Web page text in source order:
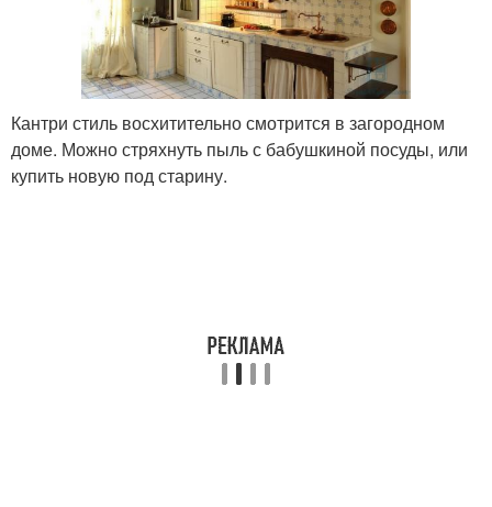
Кантри стиль восхитительно смотрится в загородном
доме. Можно стряхнуть пыль с бабушкиной посуды, или
купить новую под старину.